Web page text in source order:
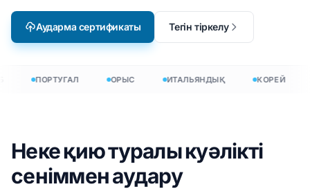
Аударма сертификаты Тегін тіркелу
ПОРТУГАЛ ОРЫС ИТАЛЬЯНДЫҚ КОРЕЙ
Неке қию туралы куәлікті
сеніммен аудару